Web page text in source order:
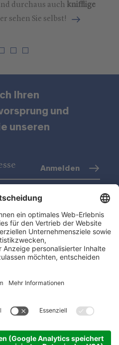
durchaus auch knifflige
sehen Sie selbst!
Ihren
und
unseren
Anmelden